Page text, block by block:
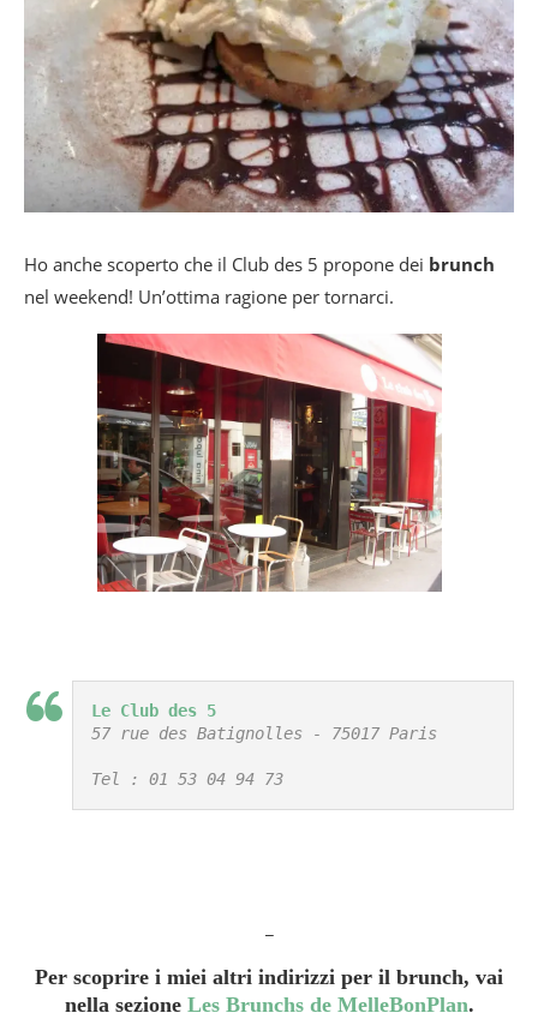
Ho anche scoperto che il Club des 5 propone dei brunch
nel weekend! Un’ottima ragione per tornarci.
Le Club des 5
57 rue des Batignolles - 75017 Paris
Tel : 01 53 04 94 73
Per scoprire i miei altri indirizzi per il brunch, vai
nella sezione Les Brunchs de MelleBonPlan.